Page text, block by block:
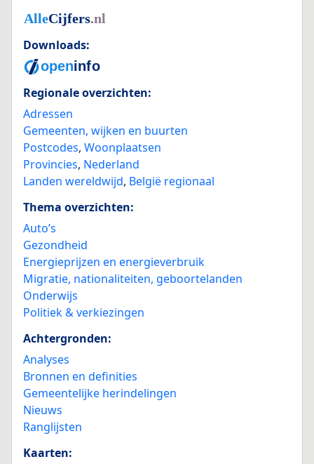
Downloads:
Regionale overzichten:
Adressen
Gemeenten, wijken en buurten
Postcodes, Woonplaatsen
Provincies, Nederland
Landen wereldwijd, België regionaal
Thema overzichten:
Auto’s
Gezondheid
Energieprijzen en energieverbruik
Migratie, nationaliteiten, geboortelanden
Onderwijs
Politiek & verkiezingen
Achtergronden:
Analyses
Bronnen en definities
Gemeentelijke herindelingen
Nieuws
Ranglijsten
Kaarten: